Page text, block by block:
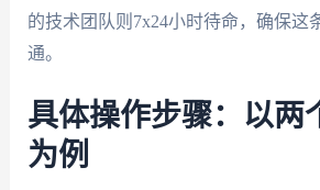
的技术团队则7x24小时待命，确保这
通。
具体操作步骤：以两
为例